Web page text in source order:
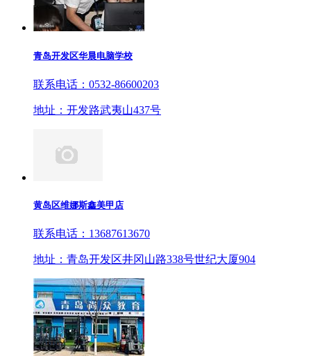
青岛开发区华晨电脑学校
联系电话：0532-86600203
地址：开发路武夷山437号
黄岛区维娜斯鑫美甲店
联系电话：13687613670
地址：青岛开发区井冈山路338号世纪大厦904